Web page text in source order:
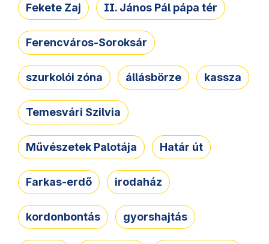
Fekete Zaj II. János Pál pápa tér
Ferencváros-Soroksár
szurkolói zóna állásbörze kassza
Temesvári Szilvia
Művészetek Palotája Határ út
Farkas-erdő irodaház
kordonbontás gyorshajtás